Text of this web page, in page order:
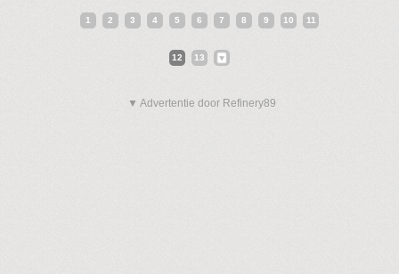
1 2 3 4 5 6 7 8 9 10 11
12 13
▼ Advertentie door Refinery89